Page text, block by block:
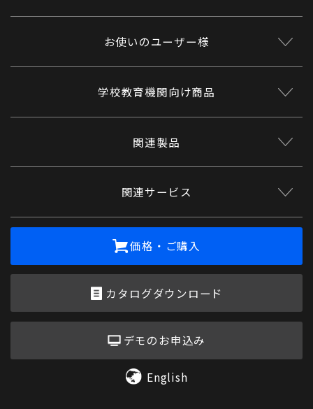
お使いのユーザー様
学校教育機関向け商品
関連製品
関連サービス
価格・ご購入
カタログダウンロード
デモのお申込み
English